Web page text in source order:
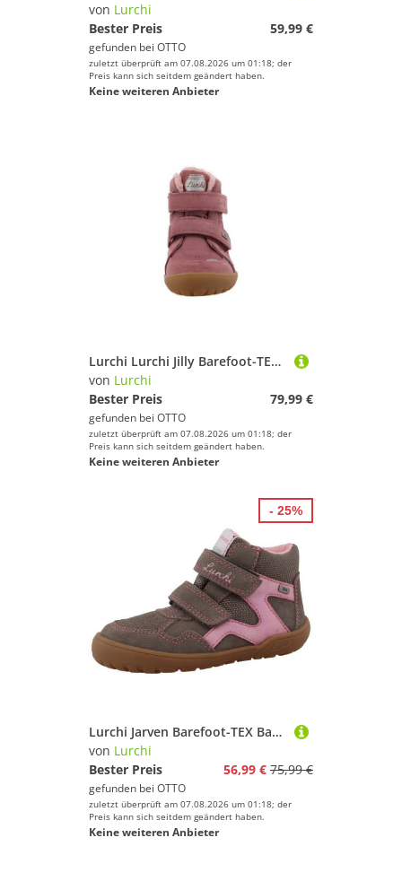
von Lurchi
Bester Preis
59,99 €
gefunden bei OTTO
zuletzt überprüft am 07.08.2026 um 01:18; der
Preis kann sich seitdem geändert haben.
Keine weiteren Anbieter
Lurchi Lurchi Jilly Barefoot-TEX Sneaker
von Lurchi
Bester Preis
79,99 €
gefunden bei OTTO
zuletzt überprüft am 07.08.2026 um 01:18; der
Preis kann sich seitdem geändert haben.
Keine weiteren Anbieter
Lurchi Jarven Barefoot-TEX Barfußschuh Klettboots mit TEX, Größenschablone zum Download
von Lurchi
Bester Preis
56,99 € 75,99 €
gefunden bei OTTO
zuletzt überprüft am 07.08.2026 um 01:18; der
Preis kann sich seitdem geändert haben.
Keine weiteren Anbieter
- 25%